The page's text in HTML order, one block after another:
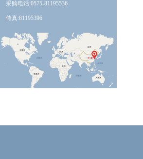
采购电话:0575-81195536
传真:81195396